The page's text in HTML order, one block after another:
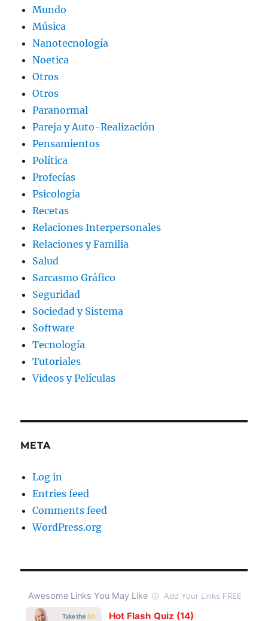
Mundo
Música
Nanotecnología
Noetica
Otros
Otros
Paranormal
Pareja y Auto-Realización
Pensamientos
Política
Profecías
Psicologia
Recetas
Relaciones Interpersonales
Relaciones y Familia
Salud
Sarcasmo Gráfico
Seguridad
Sociedad y Sistema
Software
Tecnología
Tutoriales
Videos y Películas
META
Log in
Entries feed
Comments feed
WordPress.org